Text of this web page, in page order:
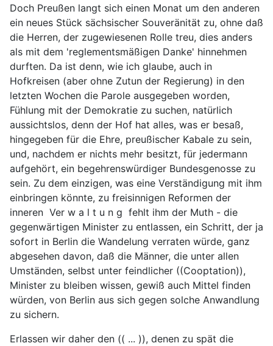
Doch Preußen langt sich einen Monat um den anderen
ein neues Stück sächsischer Souveränität zu, ohne daß
die Herren, der zugewiesenen Rolle treu, dies anders
als mit dem 'reglementsmäßigen Danke' hinnehmen
durften. Da ist denn, wie ich glaube, auch in
Hofkreisen (aber ohne Zutun der Regierung) in den
letzten Wochen die Parole ausgegeben worden,
Fühlung mit der Demokratie zu suchen, natürlich
aussichtslos, denn der Hof hat alles, was er besaß,
hingegeben für die Ehre, preußischer Kabale zu sein,
und, nachdem er nichts mehr besitzt, für jedermann
aufgehört, ein begehrenswürdiger Bundesgenosse zu
sein. Zu dem einzigen, was eine Verständigung mit ihm
einbringen könnte, zu freisinnigen Reformen der
inneren Ver w a l t u n g fehlt ihm der Muth - die
gegenwärtigen Minister zu entlassen, ein Schritt, der ja
sofort in Berlin die Wandelung verraten würde, ganz
abgesehen davon, daß die Männer, die unter allen
Umständen, selbst unter feindlicher ((Cooptation)),
Minister zu bleiben wissen, gewiß auch Mittel finden
würden, von Berlin aus sich gegen solche Anwandlung
zu sichern.
Erlassen wir daher den (( ... )), denen zu spät die